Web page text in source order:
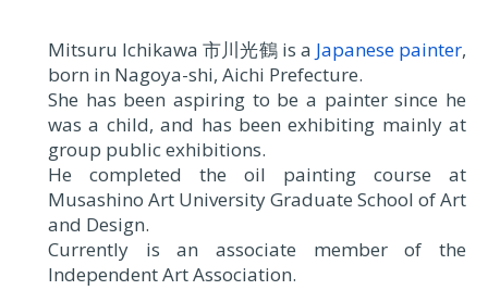
Mitsuru Ichikawa 市川光鶴 is a Japanese painter,
born in Nagoya-shi, Aichi Prefecture.
She has been aspiring to be a painter since he
was a child, and has been exhibiting mainly at
group public exhibitions.
He completed the oil painting course at
Musashino Art University Graduate School of Art
and Design.
Currently is an associate member of the
Independent Art Association.